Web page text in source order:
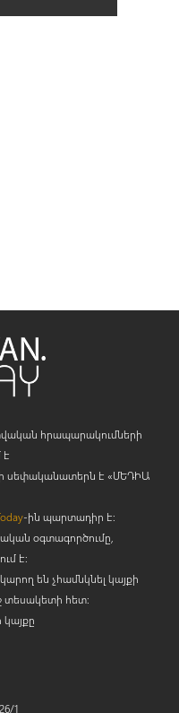
հրապարակումների
է
սեփականատերն է «ՄԵԴԻԱ
-ին պարտադիր է:
օգտագործումը,
է:
են չհամնկնել կայքի
տեսակետի հետ:
1